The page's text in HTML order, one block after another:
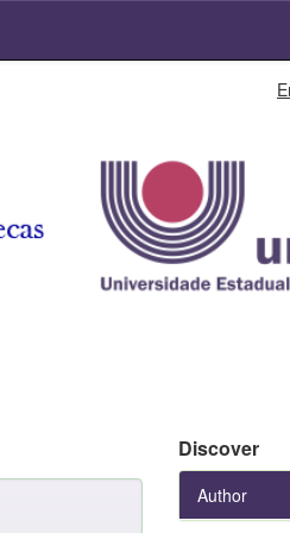
Discover
Author